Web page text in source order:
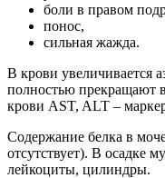
боли в правом
понос,
сильная жажда.
В крови увеличивается
полностью прекращают
крови AST, ALT –
Содержание белка в
отсутствует). В осадке
лейкоциты, цилиндры.